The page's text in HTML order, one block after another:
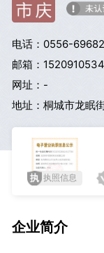
电话：0556-
邮箱：
网址：-
地址：桐城市龙眠
执照信息
企业简介